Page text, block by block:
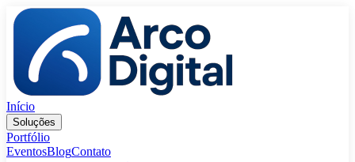
Pular para o conteúdo
Início
Soluções
Portfólio
EventosBlogContato